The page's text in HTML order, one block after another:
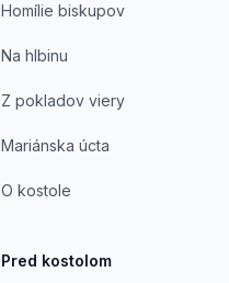
Homílie biskupov
Na hlbinu
Z pokladov viery
Mariánska úcta
O kostole
Pred kostolom